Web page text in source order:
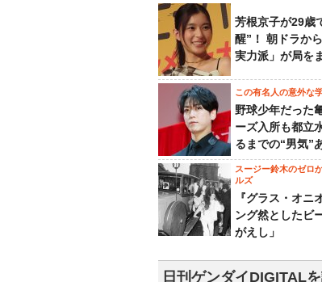
芳根京子が29歳
醒”！ 朝ドラか
実力派」が局を
この有名人の意外な
野球少年だった
ーズ入所も都立
るまでの“男気”
スージー鈴木のゼロ
ルズ
『グラス・オニ
ング然としたビ
がえし」
日刊ゲンダイDIGITALを